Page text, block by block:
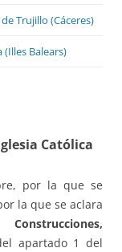
Trujillo (Cáceres)
Balears)
Católica
por la que se
la que se aclara
apartado 1 del